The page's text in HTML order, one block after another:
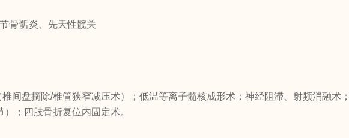
骨骺炎、先天性髋关
间盘摘除/椎管狭窄减压术）；低温等离子髓核成形术；神经阻滞、射频消融术
；四肢骨折复位内固定术。